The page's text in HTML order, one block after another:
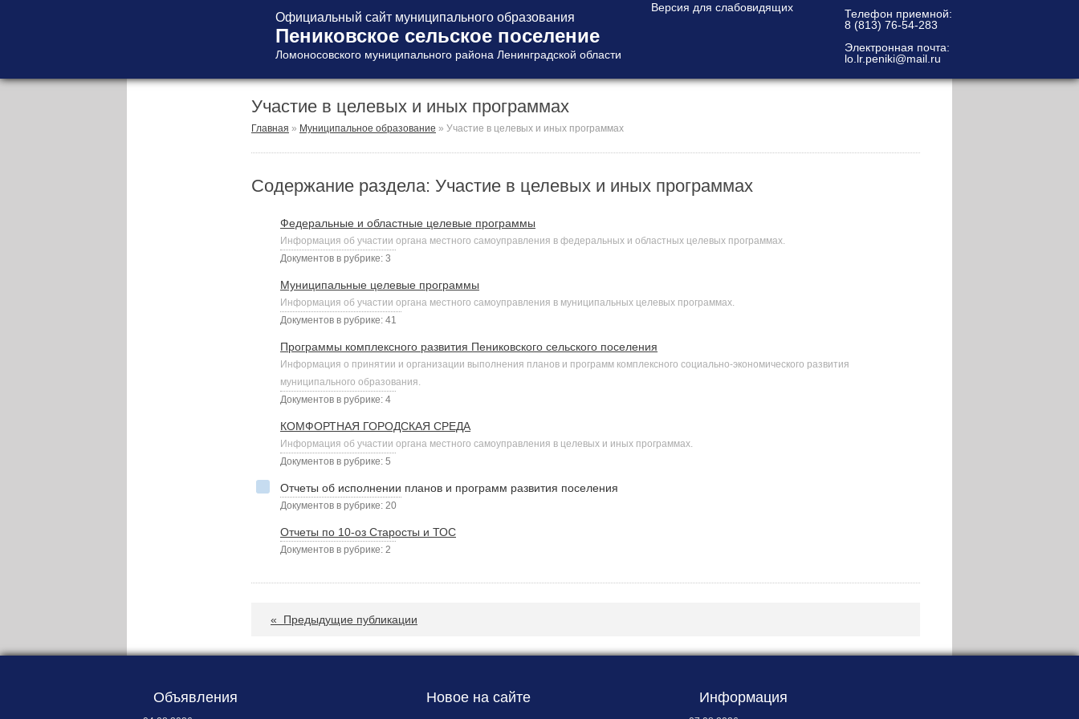
Официальный сайт муниципального образования
Пениковское сельское поселение
Ломоносовского муниципального района Ленинградской области
Телефон приемной:
8 (813) 76-54-283
Электронная почта:
lo.lr.peniki@mail.ru
Участие в целевых и иных программах
Главная » Муниципальное образование » Участие в целевых и иных программах
Содержание раздела: Участие в целевых и иных программах
Федеральные и областные целевые программы
Информация об участии органа местного самоуправления в федеральных и областных целевых программах.
Документов в рубрике: 3
Муниципальные целевые программы
Информация об участии органа местного самоуправления в муниципальных целевых программах.
Документов в рубрике: 41
Программы комплексного развития Пениковского сельского поселения
Информация о принятии и организации выполнения планов и программ комплексного социально-экономического развития
муниципального образования.
Документов в рубрике: 4
КОМФОРТНАЯ ГОРОДСКАЯ СРЕДА
Информация об участии органа местного самоуправления в целевых и иных программах.
Документов в рубрике: 5
Отчеты об исполнении планов и программ развития поселения
Документов в рубрике: 20
Отчеты по 10-оз Старосты и ТОС
Документов в рубрике: 2
« Предыдущие публикации
Объявления Новое на сайте Информация